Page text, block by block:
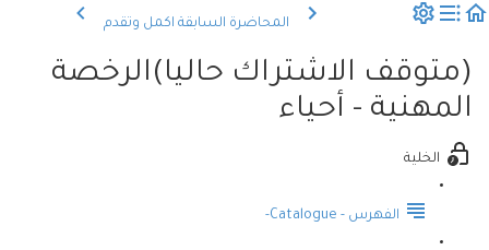
المحاضرة السابقة اكمل وتقدم
(متوقف الاشتراك حاليا)الرخصة
المهنية - أحياء
الخلية
الفهرس - Catalogue-